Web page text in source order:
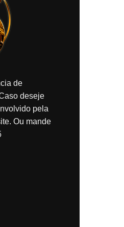
de
deseje
pela
Ou mande